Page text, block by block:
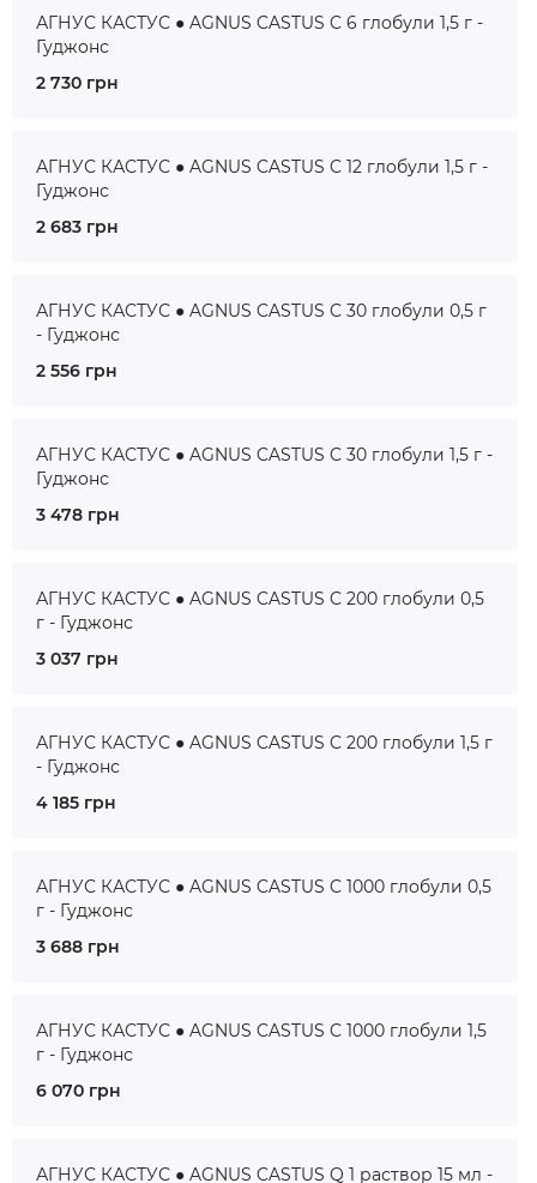
АГНУС КАСТУС ● AGNUS CASTUS C 6 глобули 1,5 г -
Гуджонс
2 730 грн
АГНУС КАСТУС ● AGNUS CASTUS C 12 глобули 1,5 г -
Гуджонс
2 683 грн
АГНУС КАСТУС ● AGNUS CASTUS C 30 глобули 0,5 г
- Гуджонс
2 556 грн
АГНУС КАСТУС ● AGNUS CASTUS C 30 глобули 1,5 г -
Гуджонс
3 478 грн
АГНУС КАСТУС ● AGNUS CASTUS C 200 глобули 0,5
г - Гуджонс
3 037 грн
АГНУС КАСТУС ● AGNUS CASTUS C 200 глобули 1,5 г
- Гуджонс
4 185 грн
АГНУС КАСТУС ● AGNUS CASTUS C 1000 глобули 0,5
г - Гуджонс
3 688 грн
АГНУС КАСТУС ● AGNUS CASTUS C 1000 глобули 1,5
г - Гуджонс
6 070 грн
АГНУС КАСТУС ● AGNUS CASTUS Q 1 раствор 15 мл -